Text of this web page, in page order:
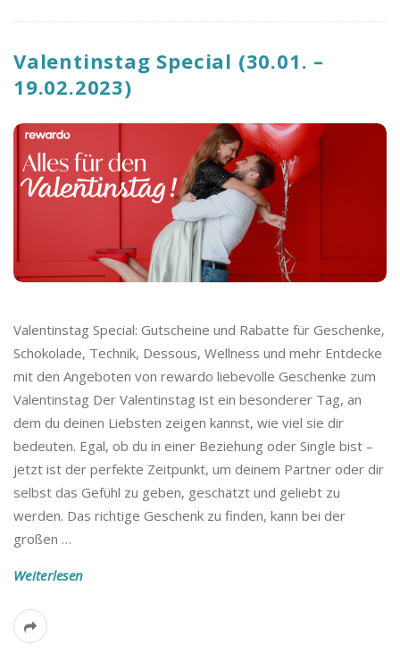
Valentinstag Special (30.01. –
19.02.2023)
Valentinstag Special: Gutscheine und Rabatte für Geschenke,
Schokolade, Technik, Dessous, Wellness und mehr Entdecke
mit den Angeboten von rewardo liebevolle Geschenke zum
Valentinstag Der Valentinstag ist ein besonderer Tag, an
dem du deinen Liebsten zeigen kannst, wie viel sie dir
bedeuten. Egal, ob du in einer Beziehung oder Single bist –
jetzt ist der perfekte Zeitpunkt, um deinem Partner oder dir
selbst das Gefühl zu geben, geschätzt und geliebt zu
werden. Das richtige Geschenk zu finden, kann bei der
großen …
Weiterlesen